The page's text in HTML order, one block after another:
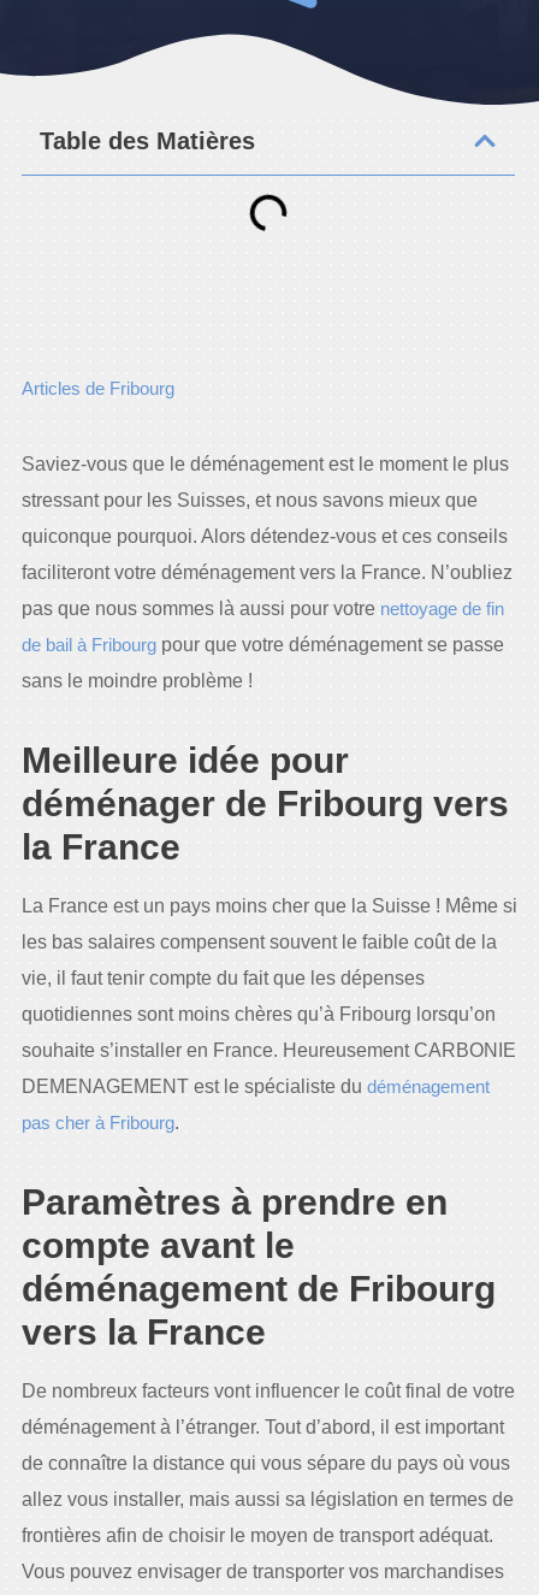
Table des Matières
Articles de Fribourg
Saviez-vous que le déménagement est le moment le plus
stressant pour les Suisses, et nous savons mieux que
quiconque pourquoi. Alors détendez-vous et ces conseils
faciliteront votre déménagement vers la France. N’oubliez
pas que nous sommes là aussi pour votre nettoyage de fin
de bail à Fribourgpour que votre déménagement se passe
sans le moindre problème !
Meilleure idée pour
déménager de Fribourg vers
la France
La France est un pays moins cher que la Suisse ! Même si
les bas salaires compensent souvent le faible coût de la
vie, il faut tenir compte du fait que les dépenses
quotidiennes sont moins chères qu’à Fribourg lorsqu’on
souhaite s’installer en France. Heureusement CARBONIE
DEMENAGEMENT est le spécialiste du déménagement
pas cher à Fribourg.
Paramètres à prendre en
compte avant le
déménagement de Fribourg
vers la France
De nombreux facteurs vont influencer le coût final de votre
déménagement à l’étranger. Tout d’abord, il est important
de connaître la distance qui vous sépare du pays où vous
allez vous installer, mais aussi sa législation en termes de
frontières afin de choisir le moyen de transport adéquat.
Vous pouvez envisager de transporter vos marchandises